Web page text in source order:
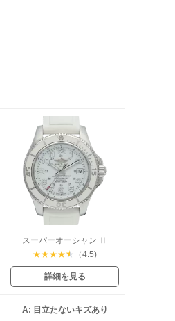
スーパーオーシャン Ⅱ
★★★★★ （4.5)
詳細を見る
A: 目立たないキズあり